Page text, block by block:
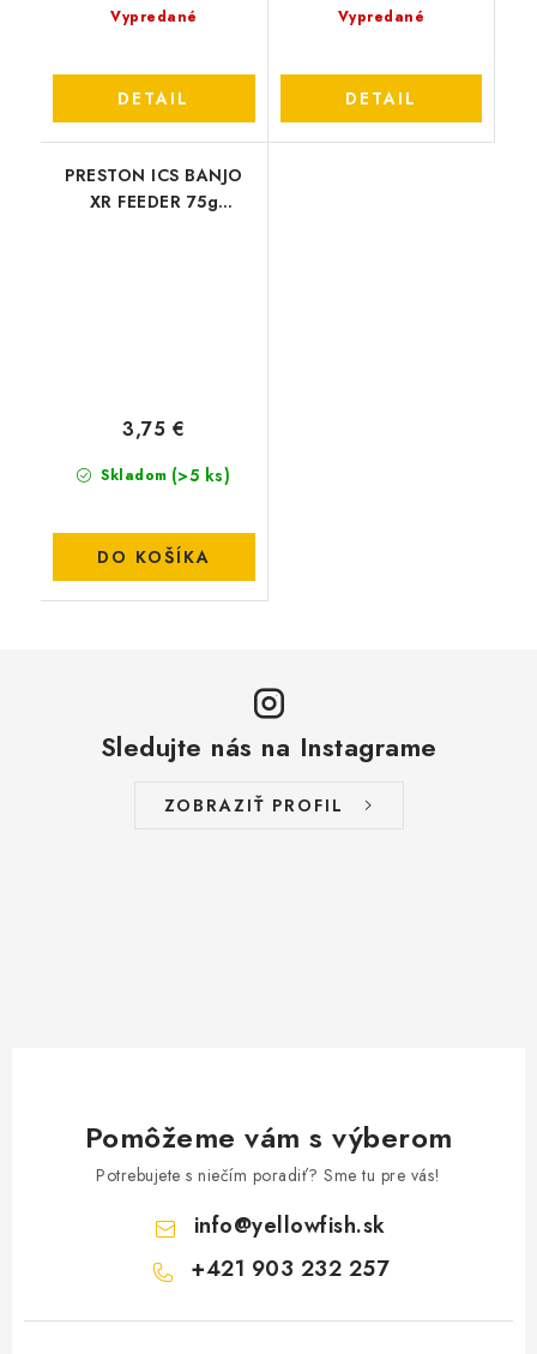
Vypredané
DETAIL
Vypredané
DETAIL
PRESTON ICS BANJO
XR FEEDER 75g
Skladom (>5 ks)
3,75 €
DO KOŠÍKA
Sledujte nás na Instagrame
ZOBRAZIŤ PROFIL
Pomôžeme vám s výberom
Potrebujete s niečím poradiť? Sme tu pre vás!
info@yellowfish.sk
+421 903 232 257